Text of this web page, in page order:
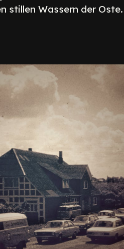
stillen Wassern der Oste.